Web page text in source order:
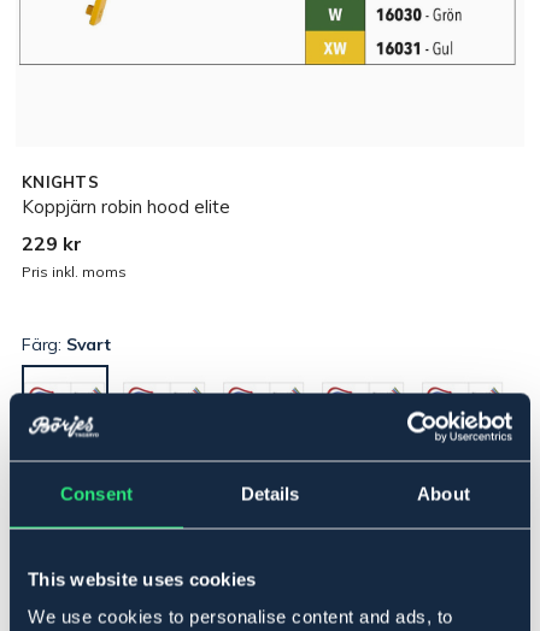
Consent Details About
This website uses cookies
We use cookies to personalise content and ads, to
KNIGHTS
Koppjärn robin hood elite
229 kr
Pris inkl. moms
Färg: Svart
Medium/Wide
Lägg i varukorgen